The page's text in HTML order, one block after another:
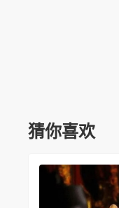
猜你喜欢